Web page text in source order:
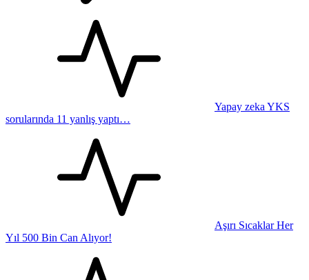
Yapay zeka YKS
sorularında 11 yanlış yaptı…
Aşırı Sıcaklar Her
Yıl 500 Bin Can Alıyor!